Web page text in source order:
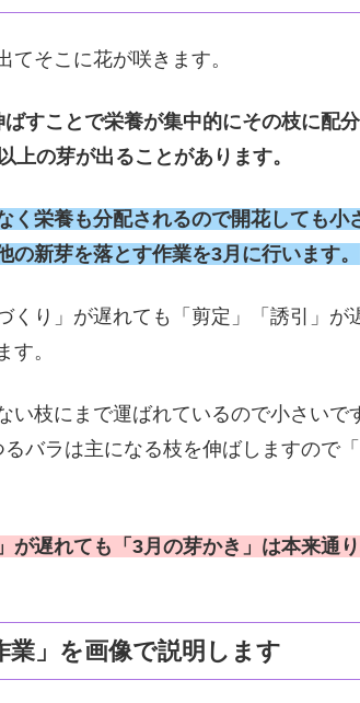
てそこに花が咲きます。
すことで栄養が集中的にその枝に配
上の芽が出ることがあります。
く栄養も分配されるので開花しても小
新芽を落とす作業を3月に行います。
くり」が遅れても「剪定」「誘引」が
す。
い枝にまで運ばれているので小さいで
バラは主になる枝を伸ばしますので
が遅れても「3月の芽かき」は本来通
」を画像で説明します